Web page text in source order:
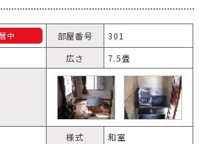
中 部屋番号
301
広さ 7.5畳
様式 和室